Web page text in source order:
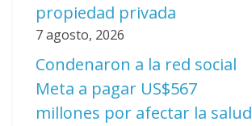
propiedad privada
7 agosto, 2026
Condenaron a la red social
Meta a pagar US$567
millones por afectar la salud